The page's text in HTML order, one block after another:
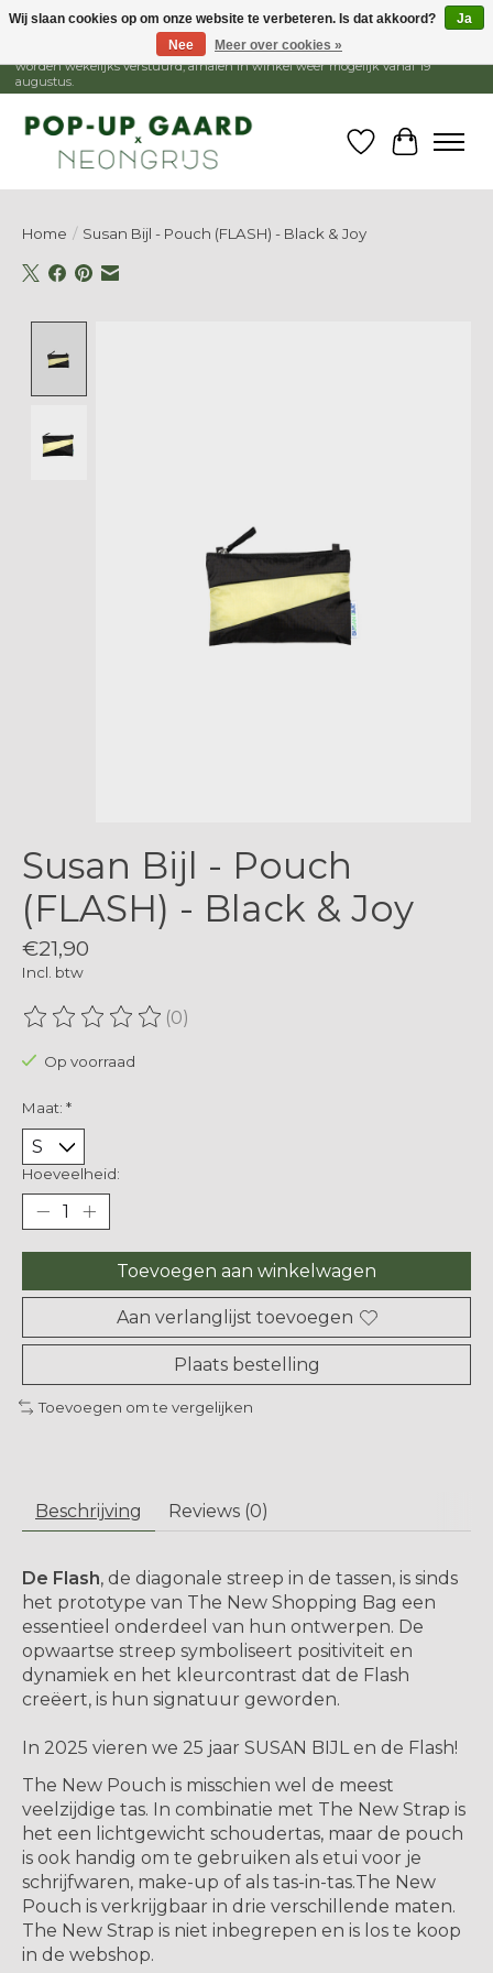
1 - 15 augustus is de winkel gesloten, webshop blijft open. Bestellingen
worden wekelijks verstuurd, afhalen in winkel weer mogelijk vanaf 19
augustus.
Verlanglijst
Home / Susan Bijl - Pouch (FLASH) - Black & Joy
Susan Bijl - Pouch
(FLASH) - Black & Joy
€21,90
Incl. btw
De beoordeling van dit product is
(0)
Op voorraad
Maat: *
Hoeveelheid:
Toevoegen aan winkelwagen
Aan verlanglijst toevoegen
Plaats bestelling
Toevoegen om te vergelijken
Beschrijving Reviews (0)
De Flash, de diagonale streep in de tassen, is sinds
het prototype van The New Shopping Bag een
essentieel onderdeel van hun ontwerpen. De
opwaartse streep symboliseert positiviteit en
dynamiek en het kleurcontrast dat de Flash
creëert, is hun signatuur geworden.
In 2025 vieren we 25 jaar SUSAN BIJL en de Flash!
The New Pouch is misschien wel de meest
veelzijdige tas. In combinatie met The New Strap is
het een lichtgewicht schoudertas, maar de pouch
is ook handig om te gebruiken als etui voor je
schrijfwaren, make-up of als tas-in-tas.The New
Pouch is verkrijgbaar in drie verschillende maten.
The New Strap is niet inbegrepen en is los te koop
in de webshop.
Wij slaan cookies op om onze website te verbeteren. Is dat akkoord?
Ja
Nee
Meer over cookies »